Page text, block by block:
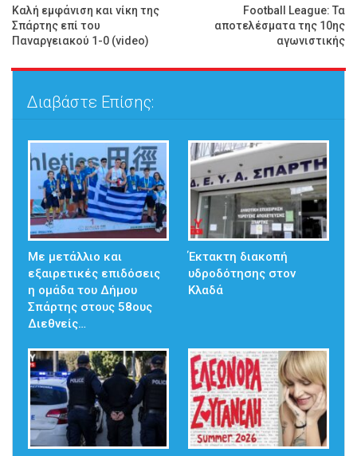
Καλή εμφάνιση και νίκη της
Σπάρτης επί του
Παναργειακού 1-0 (video)
Football League: Τα
αποτελέσματα της 10ης
αγωνιστικής
Διαβάστε Επίσης:
Με μετάλλιο και
εξαιρετικές επιδόσεις
η ομάδα του Δήμου
Σπάρτης στους 58ους
Διεθνείς…
Έκτακτη διακοπή
υδροδότησης στον
Κλαδά